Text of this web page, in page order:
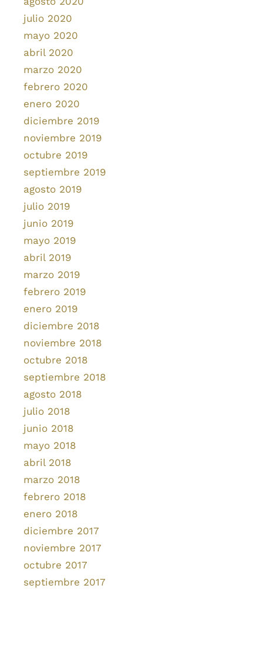
julio 2020
mayo 2020
abril 2020
marzo 2020
febrero 2020
enero 2020
diciembre 2019
noviembre 2019
octubre 2019
septiembre 2019
agosto 2019
julio 2019
junio 2019
mayo 2019
abril 2019
marzo 2019
febrero 2019
enero 2019
diciembre 2018
noviembre 2018
octubre 2018
septiembre 2018
agosto 2018
julio 2018
junio 2018
mayo 2018
abril 2018
marzo 2018
febrero 2018
enero 2018
diciembre 2017
noviembre 2017
octubre 2017
septiembre 2017